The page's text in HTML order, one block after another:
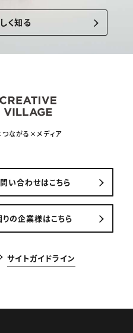
く知る
つながる×メディア
い合わせはこちら
りの企業様はこちら
サイトガイドライン